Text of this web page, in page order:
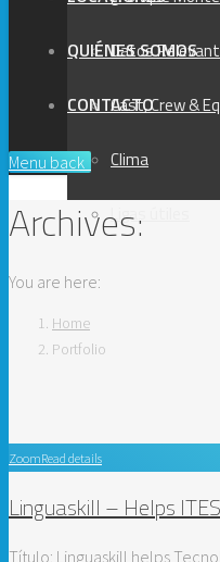
Datos
Cast, Crew &
Clima
Ligas útiles
QUIÉNES SOMOS
CONTACTO
Menu back
Archives:
You are here:
Home
Portfolio
ZoomRead details
Linguaskill – Helps
Título: Linguaskill helps